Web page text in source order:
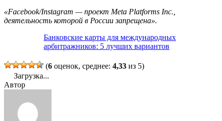
«Facebook/Instagram — проект Meta Platforms Inc.,
деятельность которой в России запрещена».
Банковские карты для международных
арбитражников: 5 лучших вариантов
(6 оценок, среднее: 4,33 из 5)
Загрузка...
Автор